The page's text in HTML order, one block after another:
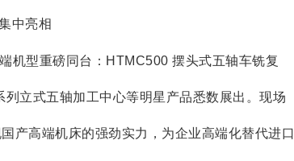
中亮相
机型重磅同台：HTMC500 摆头式五轴车铣复
立式五轴加工中心等明星产品悉数展出。现场
产高端机床的强劲实力，为企业高端化替代进口